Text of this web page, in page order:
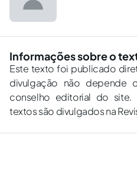
Informações sobre o
Este texto foi publicado
divulgação não depende
conselho editorial do site.
textos são divulgados na